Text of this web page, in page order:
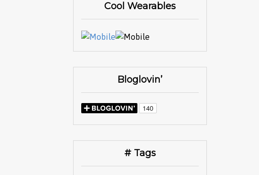
Cool Wearables
Bloglovin’
# Tags